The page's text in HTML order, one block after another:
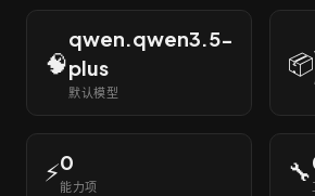
🧠
qwen.qwen3.5-
plus
默认模型
📦
⚡0
能力项
🔧